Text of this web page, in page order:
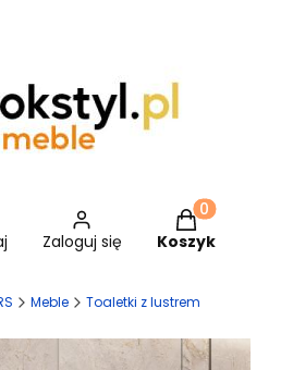
wyszukiwarkę
Zaloguj się
Produkty w
Koszyk
Meble Toaletki z lustrem